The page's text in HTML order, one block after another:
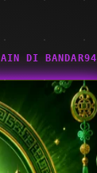
DI BANDAR94